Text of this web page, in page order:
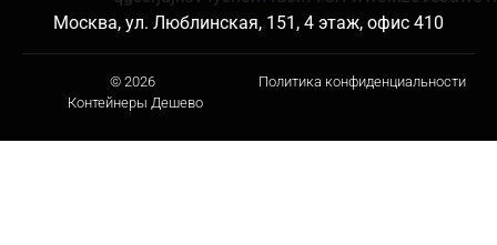
Москва, ул. Люблинская, 151, 4 этаж, офис 410
© 2026
Контейнеры Дешево
Политика конфиденциальности